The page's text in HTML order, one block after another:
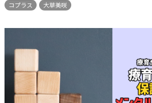
コプラス
大草美咲